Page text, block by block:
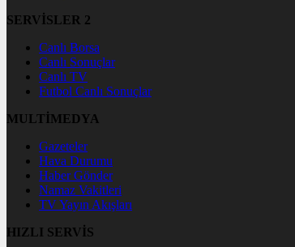
SERVİSLER 2
Canlı Borsa
Canlı Sonuçlar
Canlı TV
Futbol Canlı Sonuçlar
MULTİMEDYA
Gazeteler
Hava Durumu
Haber Gönder
Namaz Vakitleri
TV Yayın Akışları
HIZLI SERVİS